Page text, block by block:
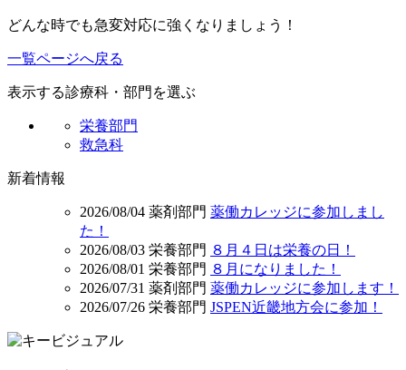
どんな時でも急変対応に強くなりましょう！
一覧ページへ戻る
表示する診療科・部門を選ぶ
栄養部門
救急科
新着情報
2026/08/04 薬剤部門 薬働カレッジに参加しまし
た！
2026/08/03 栄養部門 ８月４日は栄養の日！
2026/08/01 栄養部門 ８月になりました！
2026/07/31 薬剤部門 薬働カレッジに参加します！
2026/07/26 栄養部門 JSPEN近畿地方会に参加！